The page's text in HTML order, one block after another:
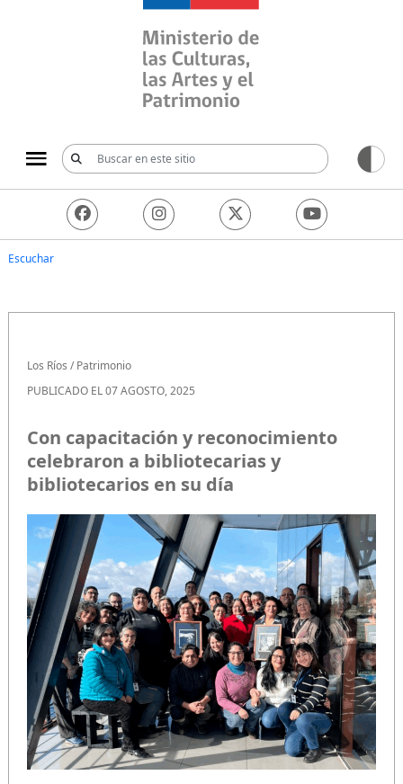
Ministerio de las
Escuchar
Los Ríos /Patrimonio
PUBLICADO EL 07 AGOSTO, 2025
Con capacitación y reconocimiento
celebraron a bibliotecarias y
bibliotecarios en su día